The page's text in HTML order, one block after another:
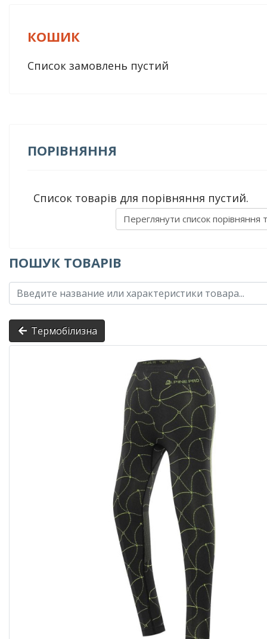
КОШИК
Список замовлень пустий
ПОРІВНЯННЯ
Список товарів для порівняння пустий.
Переглянути список порівняння
ПОШУК ТОВАРІВ
Термобілизна